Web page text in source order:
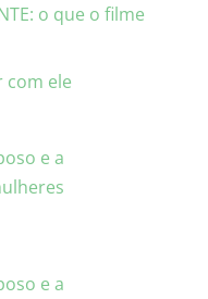
o que o filme
com ele
e a
e a